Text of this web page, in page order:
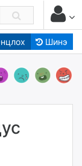
Шинэ